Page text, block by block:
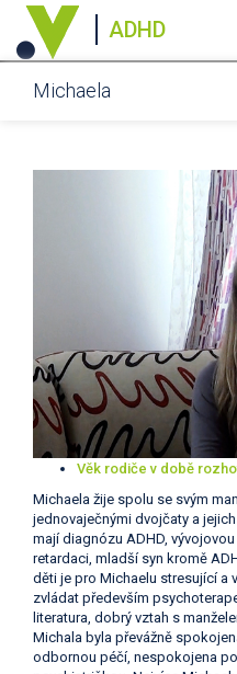
ADHD
Michaela
Věk rodiče v době
Michaela žije spolu se svým
jednovaječnými dvojčaty a
mají diagnózu ADHD,
retardaci, mladší syn kromě
děti je pro Michaelu stresující a
zvládat především
literatura, dobrý vztah s
Michala byla převážně
odbornou péčí, nespokojena